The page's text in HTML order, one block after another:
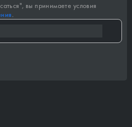
", вы принимаете условия
.